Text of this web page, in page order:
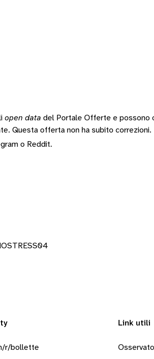
open data del Portale Offerte e possono
Questa offerta non ha subito correzioni.
o Reddit.
r/bollette
Link utili